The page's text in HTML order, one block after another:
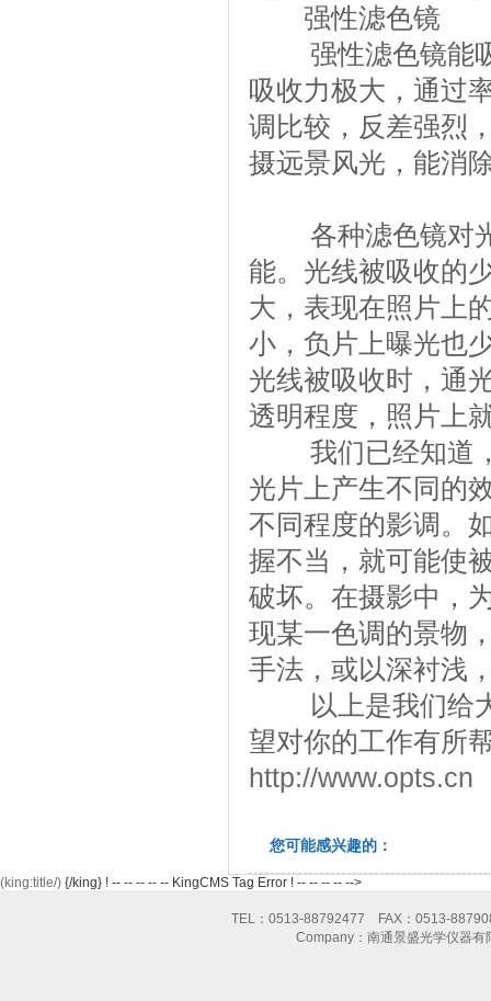
强性滤色镜
强性滤色镜能吸
吸收力极大，通过
调比较，反差强烈
摄远景风光，能消
各种滤色镜对光
能。光线被吸收的
大，表现在照片上
小，负片上曝光也
光线被吸收时，通
透明程度，照片上
我们已经知道，
光片上产生不同的
不同程度的影调。
握不当，就可能使
破坏。在摄影中，
现某一色调的景物
手法，或以深衬浅
以上是我们给大
望对你的工作有所
http://www.opts.cn
您可能感兴趣的：
(king:title/) {/king} ! -- -- -- -- -- KingCMS Tag Error ! -- -- -- -- -->
TEL：0513-88792477 FAX：0513-
Company：南通景盛光学仪器